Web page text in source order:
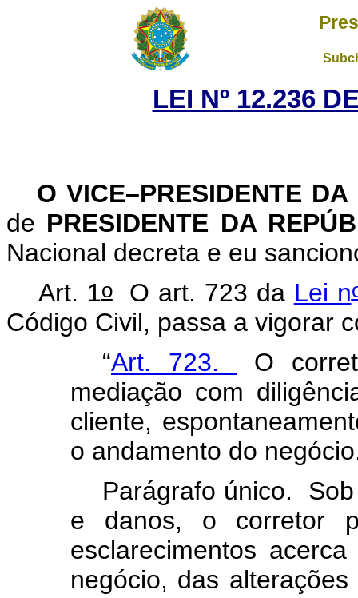
LEI Nº 12.236
O VICE–PRESIDENTE
de PRESIDENTE DA
Nacional decreta e eu
Art. 1oO art. 723 da Lei n
Código Civil, passa a vigorar
“Art. 723.
O
mediação com
cliente,
o andamento do
Parágrafo único.
e danos, o corretor
esclarecimentos
negócio, das